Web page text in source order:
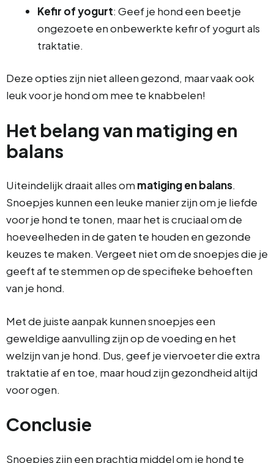
Kefir of yogurt: Geef je hond een beetje
ongezoete en onbewerkte kefir of yogurt als
traktatie.
Deze opties zijn niet alleen gezond, maar vaak ook
leuk voor je hond om mee te knabbelen!
Het belang van matiging en
balans
Uiteindelijk draait alles om matiging en balans.
Snoepjes kunnen een leuke manier zijn om je liefde
voor je hond te tonen, maar het is cruciaal om de
hoeveelheden in de gaten te houden en gezonde
keuzes te maken. Vergeet niet om de snoepjes die je
geeft af te stemmen op de specifieke behoeften
van je hond.
Met de juiste aanpak kunnen snoepjes een
geweldige aanvulling zijn op de voeding en het
welzijn van je hond. Dus, geef je viervoeter die extra
traktatie af en toe, maar houd zijn gezondheid altijd
voor ogen.
Conclusie
Snoepjes zijn een prachtig middel om je hond te